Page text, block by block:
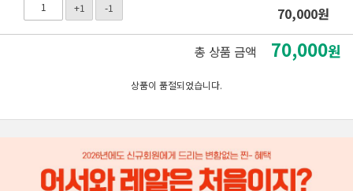
+1 -1 70,000원
총 상품 금액 70,000원
상품이 품절되었습니다.